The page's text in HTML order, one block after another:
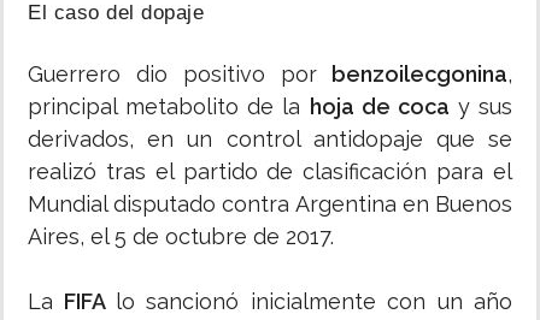
El caso del dopaje
Guerrero dio positivo por benzoilecgonina,
principal metabolito de la hoja de coca y sus
derivados, en un control antidopaje que se
realizó tras el partido de clasificación para el
Mundial disputado contra Argentina en Buenos
Aires, el 5 de octubre de 2017.
La FIFA lo sancionó inicialmente con un año